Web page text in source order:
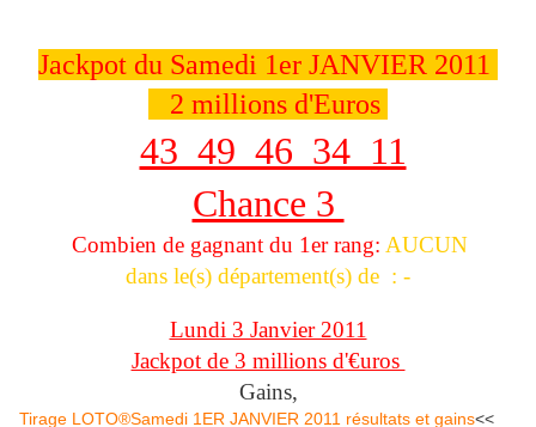
Jackpot du Samedi 1er JANVIER 2011
2 millions d'Euros
43 49 46 34 11
Chance 3
Combien de gagnant du 1er rang: AUCUN
dans le(s) département(s) de : -
Lundi 3 Janvier 2011
Jackpot de 3 millions d'€uros
Gains,
Tirage LOTO®Samedi 1ER JANVIER 2011 résultats et gains<<